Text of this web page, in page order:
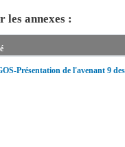
les annexes :
Présentation de l'avenant 9